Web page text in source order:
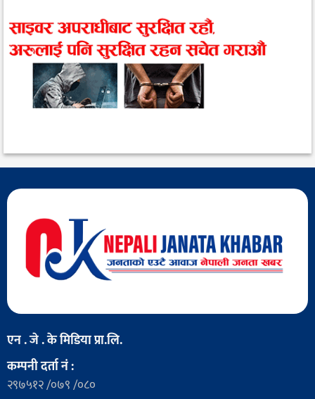
एन . जे . के मिडिया प्रा.लि.
कम्पनी दर्ता नं :
२९७५१२ /०७९ /०८०